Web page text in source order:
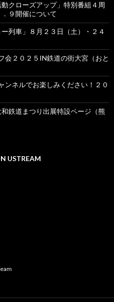
クローズアップ」特別番組４周
９開催について
列車」８月２３日（土）・２４
２０２５IN鉄道の街大宮（おと
ネルでお楽しみください！２０
鉄道まつり出展特設ページ（熊
USTREAM